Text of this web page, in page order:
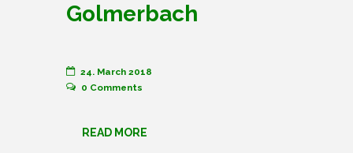
Golmerbach
24. March 2018
0 Comments
READ MORE